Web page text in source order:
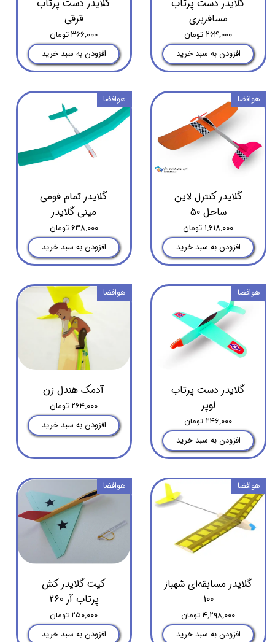
گلایدر دست پرتاب
مسافربری
۲۶۴,۰۰۰ تومان
افزودن به سبد خرید
گلایدر دست پرتاب
قرقی
۳۶۶,۰۰۰ تومان
افزودن به سبد خرید
گلایدر کنترل لاین
ساحل 50
۱,۶۱۸,۰۰۰ تومان
افزودن به سبد خرید
هوافضا
گلایدر تمام فومی
مینی گلایدر
۶۳۸,۰۰۰ تومان
افزودن به سبد خرید
هوافضا
گلایدر دست پرتاب
لوپر
۲۴۶,۰۰۰ تومان
افزودن به سبد خرید
هوافضا
آدمک هندل زن
۲۶۴,۰۰۰ تومان
افزودن به سبد خرید
هوافضا
گلایدر مسابقه‌ای شهباز
100
۴,۲۹۸,۰۰۰ تومان
افزودن به سبد خرید
هوافضا
کیت گلایدر کش
پرتاب آر 260
۲۵۰,۰۰۰ تومان
افزودن به سبد خرید
هوافضا